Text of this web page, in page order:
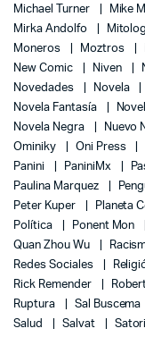
Michael Turner
Mike
Mirka Andolfo
Moneros
Moztros
New Comic
Niven
Novedades
Novela
Novela Fantasía
Novela Negra
Nuevo
Ominiky
Oni Press
Panini
PaniniMx
Paulina Marquez
Peter Kuper
Planeta
Política
Ponent Mon
Quan Zhou Wu
Redes Sociales
Rick Remender
Ruptura
Sal Buscema
Salud
Salvat Satori